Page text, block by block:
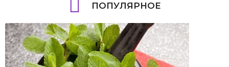
ПОПУЛЯРНОЕ